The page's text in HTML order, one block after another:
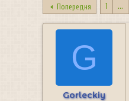
т
е
в
н
н
Попередня 1 ...
G
Gorleckiy